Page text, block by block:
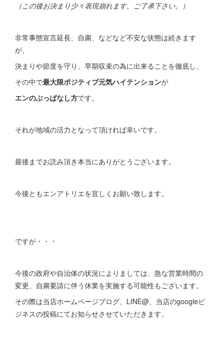
（この後お決まり少々表現崩れます、ご了承下さい。）
非常事態宣言延長、自粛、などなど不安な状態は続きます
が、
決まりや節度を守り、早期収束の為に出来ることを徹底し、
その中で最大限ポジティブ元気ハイテンションが
エンのぶっぱなし方です。
それが地域の活力となって頂ければ幸いです。
最後までお読み頂き本当にありがとうございます。
今後ともエンアトリエを宜しくお願い致します。
ですが・・・
今後の政府や自治体の状況によりましては、急な営業時間の
変更、自粛要請に伴う休業を実施する可能性もございます。
その際は当店ホームページブログ、LINE@、当店のgoogleビ
ジネスの投稿にてお知らせさせていただきます。